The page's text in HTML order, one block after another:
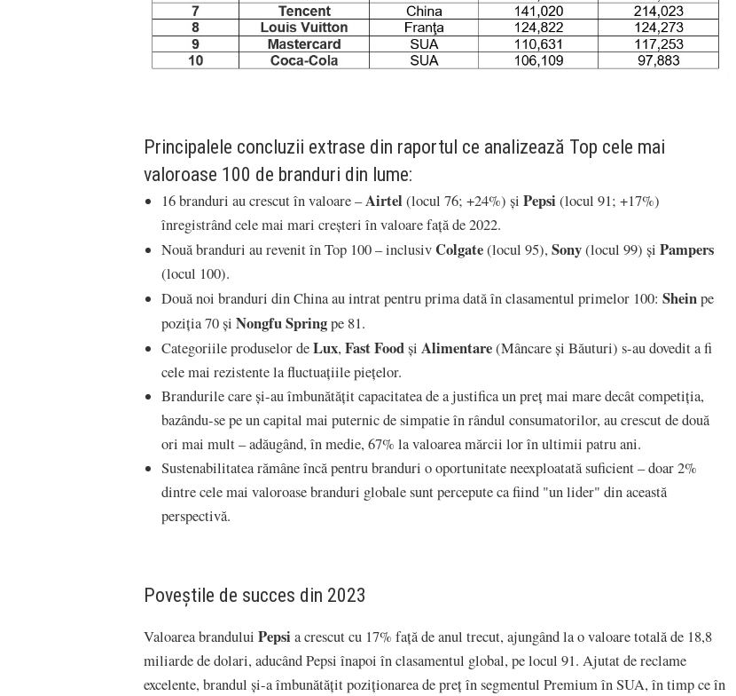
Principalele concluzii extrase din raportul ce analizează Top cele mai
valoroase 100 de branduri din lume:
16 branduri au crescut în valoare –Airtel (locul 76; +24%) și Pepsi (locul 91; +17%)
înregistrând cele mai mari creșteri în valoare față de 2022.
Nouă branduri au revenit în Top 100 – inclusivColgate(locul 95), Sony(locul 99) și Pampers
(locul 100).
Două noi branduri din China au intrat pentru prima dată în clasamentul primelor 100: Sheinpe
poziția 70 și Nongfu Springpe 81.
Categoriile produselor deLux, Fast Foodși Alimentare(Mâncare și Băuturi) s-au dovedit a fi
cele mai rezistente la fluctuațiile piețelor.
Brandurile care și-au îmbunătățit capacitatea de a justifica un preț mai mare decât competiția,
bazându-se pe un capital mai puternic de simpatie în rândul consumatorilor, au crescut de două
ori mai mult – adăugând, în medie, 67% la valoarea mărcii lor în ultimii patru ani.
Sustenabilitatea rămâne încă pentru branduri o oportunitate neexploatată suficient – doar 2%
dintre cele mai valoroase branduri globale sunt percepute ca fiind "un lider" din această
perspectivă.
Poveștile de succes din 2023
Valoarea brandului Pepsi a crescut cu 17% față de anul trecut, ajungând la o valoare totală de 18,8
miliarde de dolari, aducând Pepsi înapoi în clasamentul global, pe locul 91. Ajutat de reclame
excelente, brandul și-a îmbunătățit poziționarea de preț în segmentul Premium în SUA, în timp ce în